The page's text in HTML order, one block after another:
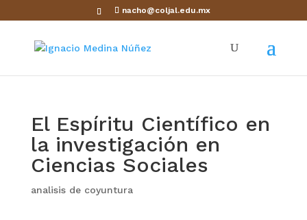
nacho@coljal.edu.mx
El Espíritu Científico en
la investigación en
Ciencias Sociales
analisis de coyuntura